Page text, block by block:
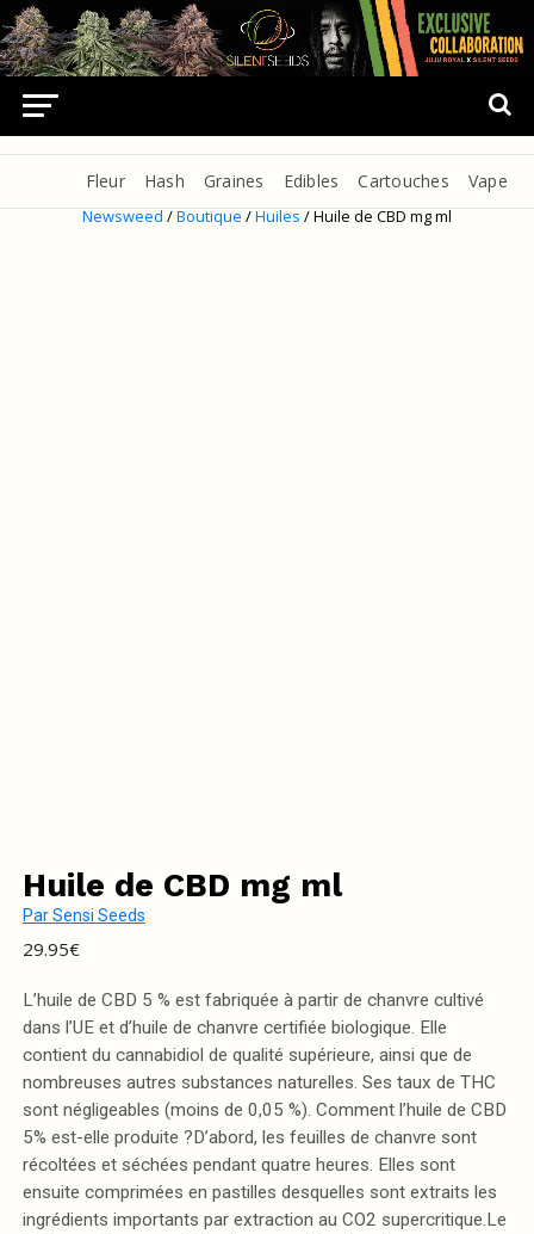
Fleur Hash Graines Edibles Cartouches Vape
Newsweed/Boutique/Huiles/ Huile de CBD mg ml
Huile de CBD mg ml
ParSensi Seeds
29.95€
L’huile de CBD 5 % est fabriquée à partir de chanvre cultivé
dans l’UE et d’huile de chanvre certifiée biologique. Elle
contient du cannabidiol de qualité supérieure, ainsi que de
nombreuses autres substances naturelles. Ses taux de THC
sont négligeables (moins de 0,05 %). Comment l’huile de CBD
5% est-elle produite ?D’abord, les feuilles de chanvre sont
récoltées et séchées pendant quatre heures. Elles sont
ensuite comprimées en pastilles desquelles sont extraits les
ingrédients importants par extraction au CO2 supercritique.Le